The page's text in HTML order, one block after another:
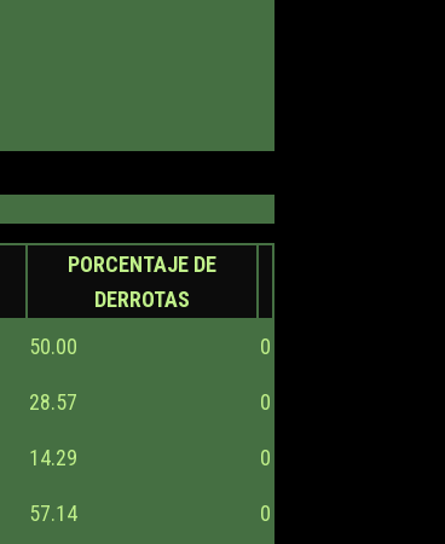
PORCENTAJE DE
DERROTAS
50.00 0
28.57 0
14.29 0
57.14 0